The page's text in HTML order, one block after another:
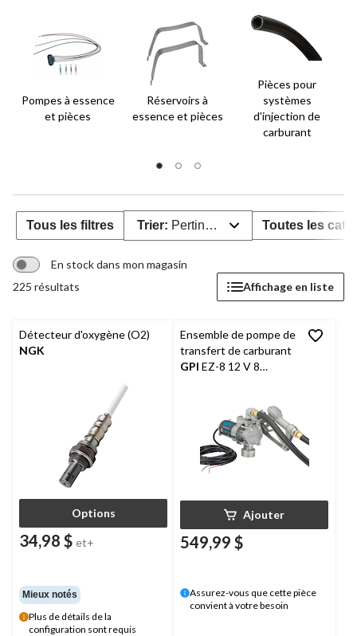
Pompes à essence
et pièces
Réservoirs à
essence et pièces
Pièces pour
systèmes
d'injection de
carburant
Tous les filtres Trier: Pertinence Toutes les
En stock dans mon magasin
225 résultats
Affichage en liste
Détecteur d'oxygène (O2)
NGK
Options
34,98 $ et+
Mieux notés
Plus de détails de la
configuration sont requis
Ensemble de pompe de
transfert de carburant
GPI EZ-8 12 V 8
manuel sans plomb
Ajouter
549,99 $
Assurez-vous que cette pièce
convient à votre besoin